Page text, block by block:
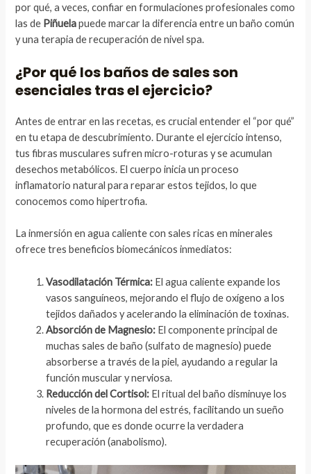
por qué, a veces, confiar en formulaciones profesionales como
las de Piñuelapuede marcar la diferencia entre un baño común
y una terapia de recuperación de nivel spa.
¿Por qué los baños de sales son
esenciales tras el ejercicio?
Antes de entrar en las recetas, es crucial entender el “por qué”
en tu etapa de descubrimiento. Durante el ejercicio intenso,
tus fibras musculares sufren micro-roturas y se acumulan
desechos metabólicos. El cuerpo inicia un proceso
inflamatorio natural para reparar estos tejidos, lo que
conocemos como hipertrofia.
La inmersión en agua caliente con sales ricas en minerales
ofrece tres beneficios biomecánicos inmediatos:
Vasodilatación Térmica: El agua caliente expande los
vasos sanguíneos, mejorando el flujo de oxígeno a los
tejidos dañados y acelerando la eliminación de toxinas.
Absorción de Magnesio: El componente principal de
muchas sales de baño (sulfato de magnesio) puede
absorberse a través de la piel, ayudando a regular la
función muscular y nerviosa.
Reducción del Cortisol: El ritual del baño disminuye los
niveles de la hormona del estrés, facilitando un sueño
profundo, que es donde ocurre la verdadera
recuperación (anabolismo).